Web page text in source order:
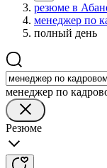
резюме в
менеджер по
полный день
менеджер по
Резюме